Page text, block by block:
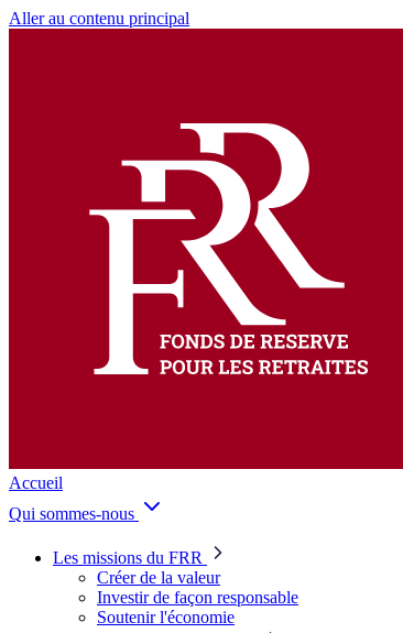
Aller au contenu principal
Accueil
Qui sommes-nous
Les missions du FRR
Créer de la valeur
Investir de façon responsable
Soutenir l'économie